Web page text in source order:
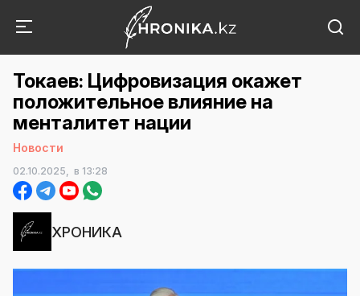
Токаев: Цифровизация окажет
положительное влияние на
менталитет нации
Новости
02.10.2025, в 13:28
ХРОНИКА